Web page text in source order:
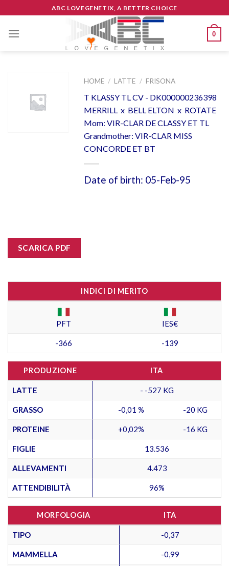
to
content
ABC LOVEGENETIX, A BETTER CHOICE
0
HOME / LATTE / FRISONA
T KLASSY TL CV - DK000000236398
MERRILL x BELL ELTON x ROTATE
Mom: VIR-CLAR DE CLASSY ET TL
Grandmother: VIR-CLAR MISS
CONCORDE ET BT
Date of birth: 05-Feb-95
SCARICA PDF
INDICI DI MERITO
PFT IES€
-366 -139
PRODUZIONE ITA
LATTE - -527 KG
GRASSO -0,01 % -20 KG
PROTEINE +0,02% -16 KG
FIGLIE 13.536
ALLEVAMENTI 4.473
ATTENDIBILITÀ 96%
MORFOLOGIA ITA
TIPO -0,37
MAMMELLA -0,99